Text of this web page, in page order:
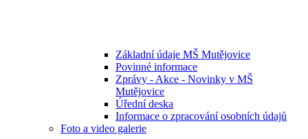
Základní údaje MŠ Mutějovice
Povinné informace
Zprávy - Akce - Novinky v MŠ
Mutějovice
Úřední deska
Informace o zpracování osobních údajů
Foto a video galerie